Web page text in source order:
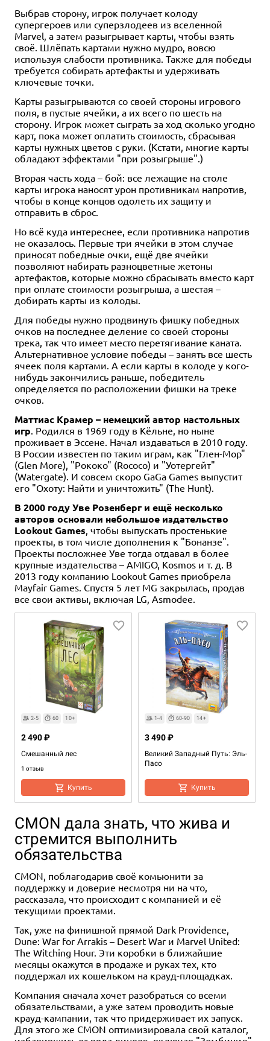
Выбрав сторону, игрок получает колоду
супергероев или суперзлодеев из вселенной
Marvel, а затем разыгрывает карты, чтобы взять
своё. Шлёпать картами нужно мудро, вовсю
используя слабости противника. Также для победы
требуется собирать артефакты и удерживать
ключевые точки.
Карты разыгрываются со своей стороны игрового
поля, в пустые ячейки, а их всего по шесть на
сторону. Игрок может сыграть за ход сколько угодно
карт, пока может оплатить стоимость, сбрасывая
карты нужных цветов с руки. (Кстати, многие карты
обладают эффектами "при розыгрыше".)
Вторая часть хода – бой: все лежащие на столе
карты игрока наносят урон противникам напротив,
чтобы в конце концов одолеть их защиту и
отправить в сброс.
Но всё куда интереснее, если противника напротив
не оказалось. Первые три ячейки в этом случае
приносят победные очки, ещё две ячейки
позволяют набирать разноцветные жетоны
артефактов, которые можно сбрасывать вместо карт
при оплате стоимости розыгрыша, а шестая –
добирать карты из колоды.
Для победы нужно продвинуть фишку победных
очков на последнее деление со своей стороны
трека, так что имеет место перетягивание каната.
Альтернативное условие победы – занять все шесть
ячеек поля картами. А если карты в колоде у кого-
нибудь закончились раньше, победитель
определяется по расположении фишки на треке
очков.
Маттиас Крамер – немецкий автор настольных
игр . Родился в 1969 году в Кёльне, но ныне
проживает в Эссене. Начал издаваться в 2010 году.
В России известен по таким играм, как "Глен-Мор"
(Glen More), "Рококо" (Rococo) и "Уотергейт"
(Watergate). И совсем скоро GaGa Games выпустит
его "Охоту: Найти и уничтожить" (The Hunt).
В 2000 году Уве Розенберг и ещё несколько
авторов основали небольшое издательство
Lookout Games , чтобы выпускать простенькие
проекты, в том числе дополнения к "Бонанзе".
Проекты посложнее Уве тогда отдавал в более
крупные издательства – AMIGO, Kosmos и т. д. В
2013 году компанию Lookout Games приобрела
Mayfair Games. Спустя 5 лет MG закрылась, продав
все свои активы, включая LG, Asmodee.
2-5 60 10+
Смешанный лес
1 отзыв
2 490 ₽
Купить
1-4 60-90 14+
Великий Западный Путь: Эль-
Пасо
3 490 ₽
Купить
Халлертау
6 отзывов
6 490 ₽
Уведомить о наличии
Treos
4 990 ₽
Купить
Patchwork: Halloween Edition
1 197 ₽ 3 990 ₽
Уведомить о наличии
Patchwork: Valentine's Day
Edition
1 197 ₽ 3 990 ₽ -70%
Уведомить о наличии
Patchwork: Christmas Edition
3 990 ₽
Уведомить о наличии
CMON дала знать, что жива и
стремится выполнить
обязательства
CMON, поблагодарив своё комьюнити за
поддержку и доверие несмотря ни на что,
рассказала, что происходит с компанией и её
текущими проектами.
Так, уже на финишной прямой Dark Providence,
Dune: War for Arrakis – Desert War и Marvel United:
The Witching Hour. Эти коробки в ближайшие
месяцы окажутся в продаже и руках тех, кто
поддержал их кошельком на крауд-площадках.
Компания сначала хочет разобраться со всеми
обязательствами, а уже затем проводить новые
крауд-кампании, так что придерживает их запуск.
Для этого же CMON оптимизировала свой каталог,